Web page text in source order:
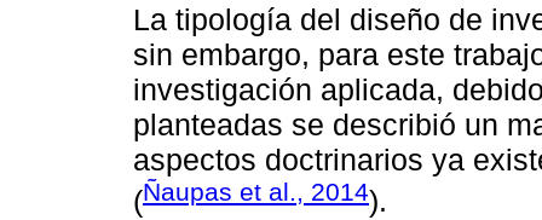
La tipología del diseño de
sin embargo, para este
investigación aplicada,
planteadas se describió un
aspectos doctrinarios ya
(Ñaupas et al., 2014).